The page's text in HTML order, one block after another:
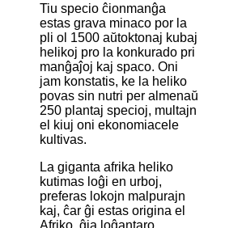
Tiu specio ĉionmanĝa
estas grava minaco por la
pli ol 1500 aŭtoktonaj kubaj
helikoj pro la konkurado pri
manĝaĵoj kaj spaco. Oni
jam konstatis, ke la heliko
povas sin nutri per almenaŭ
250 plantaj specioj, multajn
el kiuj oni ekonomiacele
kultivas.
La giganta afrika heliko
kutimas loĝi en urboj,
preferas lokojn malpurajn
kaj, ĉar ĝi estas origina el
Afriko, ĝia loĝantaro